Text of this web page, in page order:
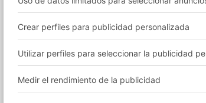
Logística urbana 2030 en Alemania" (2018)